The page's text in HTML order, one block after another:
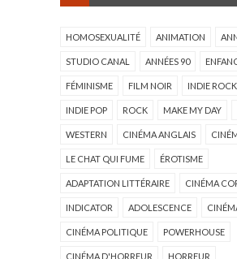
HOMOSEXUALITÉ ANIMATION
STUDIO CANAL ANNÉES 90
FÉMINISME FILM NOIR INDIE ROCK
INDIE POP ROCK MAKE MY DAY
WESTERN CINÉMA ANGLAIS
LE CHAT QUI FUME ÉROTISME
ADAPTATION LITTÉRAIRE CINÉMA
INDICATOR ADOLESCENCE
CINÉMA POLITIQUE POWERHOUSE
CINÉMA D'HORREUR HORREUR